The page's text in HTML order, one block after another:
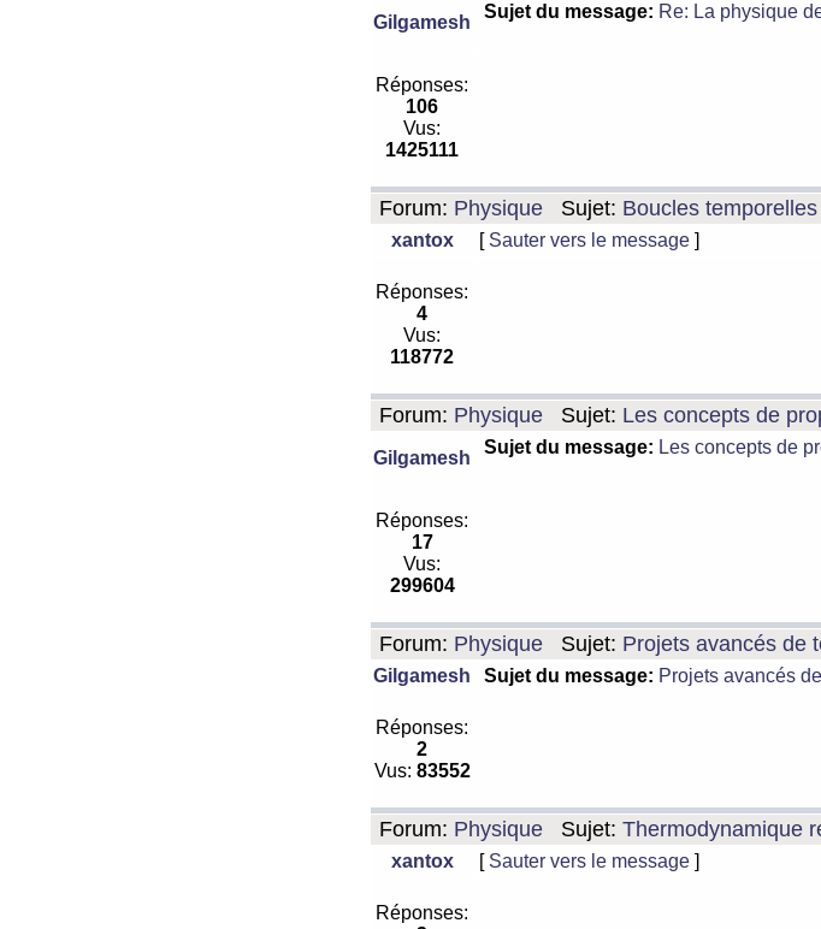
Gilgamesh
Sujet du message: Re: La physique
Réponses:
106
Vus:
1425111
Forum: Physique Sujet: Boucles temporelles
xantox [ Sauter vers le message ]
Réponses:
4
Vus:
118772
Forum: Physique Sujet: Les concepts de
Gilgamesh
Sujet du message: Les concepts de
Réponses:
17
Vus:
299604
Forum: Physique Sujet: Projets avancés de
Gilgamesh Sujet du message: Projets avancés
Réponses:
2
Vus: 83552
Forum: Physique Sujet: Thermodynamique
xantox [ Sauter vers le message ]
Réponses: